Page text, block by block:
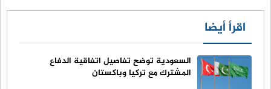
اقرأ أيضا
السعودية توضح تفاصيل اتفاقية الدفاع
المشترك مع تركيا وباكستان